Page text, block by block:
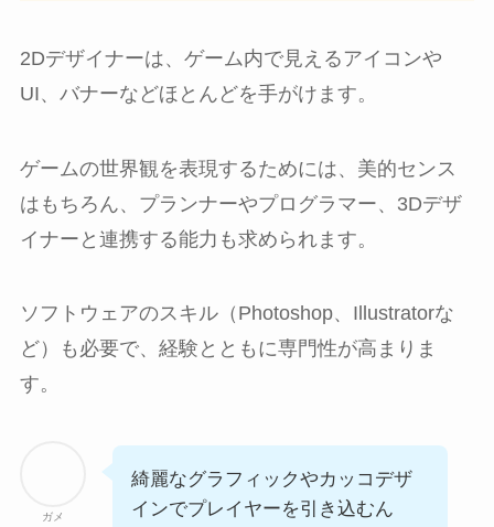
2Dデザイナーは、ゲーム内で見えるアイコンや
UI、バナーなどほとんどを手がけます。
ゲームの世界観を表現するためには、美的センス
はもちろん、プランナーやプログラマー、3Dデザ
イナーと連携する能力も求められます。
ソフトウェアのスキル（Photoshop、Illustratorな
ど）も必要で、経験とともに専門性が高まりま
す。
ガメ
綺麗なグラフィックやカッコデザ
インでプレイヤーを引き込むん